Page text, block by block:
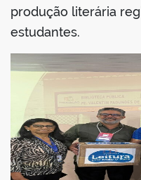
produção literária
estudantes.